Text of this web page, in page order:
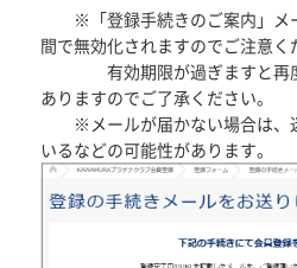
※「登録手続きのご案内」メ
間で無効化されますのでご注意く
有効期限が過ぎますと再度
ありますのでご了承ください。
※メールが届かない場合は、
いるなどの可能性があります。